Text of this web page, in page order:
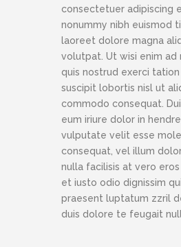
consectetuer adipiscing
nonummy nibh euismod
laoreet dolore magna
volutpat. Ut wisi enim ad
quis nostrud exerci
suscipit lobortis nisl ut
commodo consequat.
eum iriure dolor in
vulputate velit esse
consequat, vel illum
nulla facilisis at vero
et iusto odio dignissim
praesent luptatum zzril
duis dolore te feugait